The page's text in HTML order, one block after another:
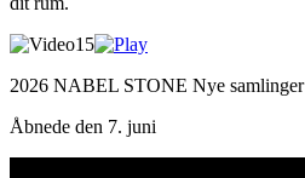
2026 NABEL STONE Nye samlinger
Åbnede den 7. juni